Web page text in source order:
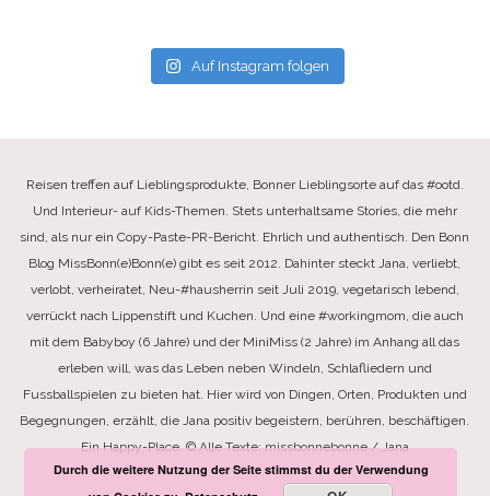
Auf Instagram folgen
Reisen treffen auf Lieblingsprodukte, Bonner Lieblingsorte auf das #ootd.
Und Interieur- auf Kids-Themen. Stets unterhaltsame Stories, die mehr
sind, als nur ein Copy-Paste-PR-Bericht. Ehrlich und authentisch. Den Bonn
Blog MissBonn(e)Bonn(e) gibt es seit 2012. Dahinter steckt Jana, verliebt,
verlobt, verheiratet, Neu-#hausherrin seit Juli 2019, vegetarisch lebend,
verrückt nach Lippenstift und Kuchen. Und eine #workingmom, die auch
mit dem Babyboy (6 Jahre) und der MiniMiss (2 Jahre) im Anhang all das
erleben will, was das Leben neben Windeln, Schlafliedern und
Fussballspielen zu bieten hat. Hier wird von Dingen, Orten, Produkten und
Begegnungen, erzählt, die Jana positiv begeistern, berühren, beschäftigen.
Ein Happy-Place. © Alle Texte: missbonnebonne / Jana
Durch die weitere Nutzung der Seite stimmst du der Verwendung